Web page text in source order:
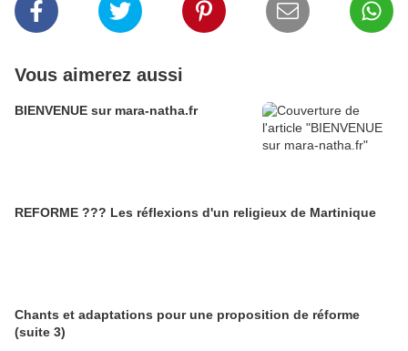
Vous aimerez aussi
BIENVENUE sur mara-natha.fr
REFORME ??? Les réflexions d'un religieux de Martinique
Chants et adaptations pour une proposition de réforme
(suite 3)